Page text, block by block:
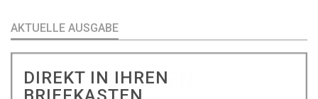
AKTUELLE AUSGABE
DIREKT IN IHREN